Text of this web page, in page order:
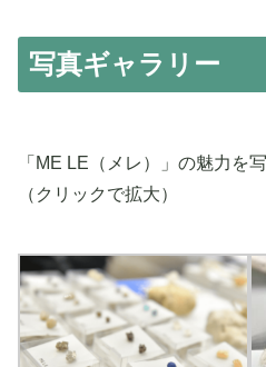
写真ギャラリー
「ME LE（メレ）」の魅力を
（クリックで拡大）